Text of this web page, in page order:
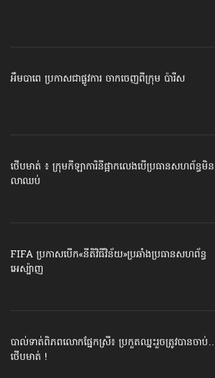
អឹមបាពេ ប្រកាសជាផ្លូវការ ចាកចេញពីក្រុម ប៉ារីស
ថើបមាត់ ៖ ក្រុមកីឡាការិនី​ផ្អាកលេង​​បើប្រធានសហព័ន្ធ​មិន
លាឈប់
FIFA ប្រកាសបើក​«នីតិវិធីវិន័យ»​ប្រឆាំងប្រធានសហព័ន្ធ​
អេស្ប៉ាញ
បាល់ទាត់​ពិភពលោក​ផ្នែកស្រី៖ ប្រកួតឈ្នះរួច​ត្រូវបានចាប់
ថើបមាត់ !